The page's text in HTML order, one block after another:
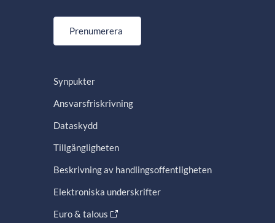
Prenumerera
Synpukter
Ansvarsfriskrivning
Dataskydd
Tillgängligheten
Beskrivning av handlingsoffentligheten
Elektroniska underskrifter
Euro & talous